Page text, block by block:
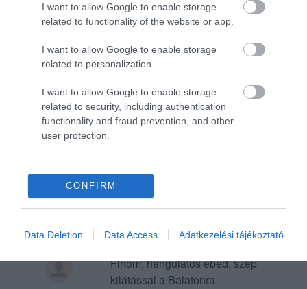
I want to allow Google to enable storage
related to functionality of the website or app.
I want to allow Google to enable storage
related to personalization.
I want to allow Google to enable storage
related to security, including authentication
functionality and fraud prevention, and other
user protection.
CONFIRM
Data Deletion Data Access Adatkezelési tájékoztató
2020. Július 24.
atsulve, ehetetlen volt,
valasztek nincs. A pincerek
kedvesek voktak, azzal nem
volt gond.
Jelentés
Pap Ibolya
2020. Február 26.
Jelentés
Finom, hangulatos ebéd, szép
kilátással a Balatonra